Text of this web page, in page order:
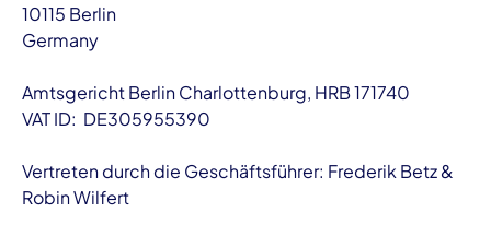
10115 Berlin
Germany
Amtsgericht Berlin Charlottenburg, HRB 171740
VAT ID: DE305955390
Vertreten durch die Geschäftsführer: Frederik Betz &
Robin Wilfert